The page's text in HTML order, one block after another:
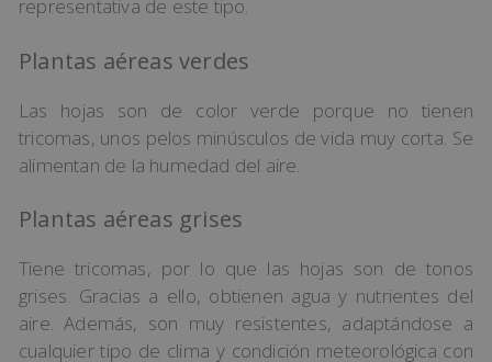
representativa de este tipo.
Plantas aéreas verdes
Las hojas son de color verde porque no tienen
tricomas, unos pelos minúsculos de vida muy corta. Se
alimentan de la humedad del aire.
Plantas aéreas grises
Tiene tricomas, por lo que las hojas son de tonos
grises. Gracias a ello, obtienen agua y nutrientes del
aire. Además, son muy resistentes, adaptándose a
cualquier tipo de clima y condición meteorológica con